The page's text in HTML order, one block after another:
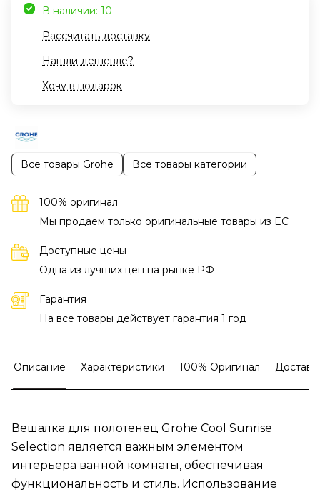
В наличии: 10
Рассчитать доставку
Нашли дешевле?
Хочу в подарок
Все товары Grohe Все товары категории
100% оригинал
Мы продаем только оригинальные товары из EC
Доступные цены
Одна из лучших цен на рынке РФ
Гарантия
На все товары действует гарантия 1 год
Описание Характеристики 100% Оригинал
Вешалка для полотенец Grohe Cool Sunrise
Selection является важным элементом
интерьера ванной комнаты, обеспечивая
функциональность и стиль. Использование